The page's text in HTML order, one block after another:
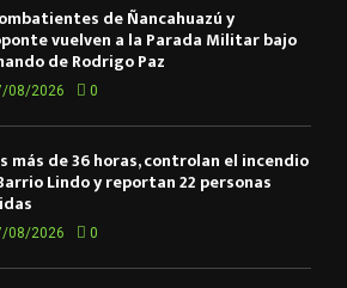
de Ñancahuazú y
vuelven a la Parada Militar bajo
de Rodrigo Paz
08/2026 0
más de 36 horas, controlan el incendio
Lindo y reportan 22 personas
08/2026 0